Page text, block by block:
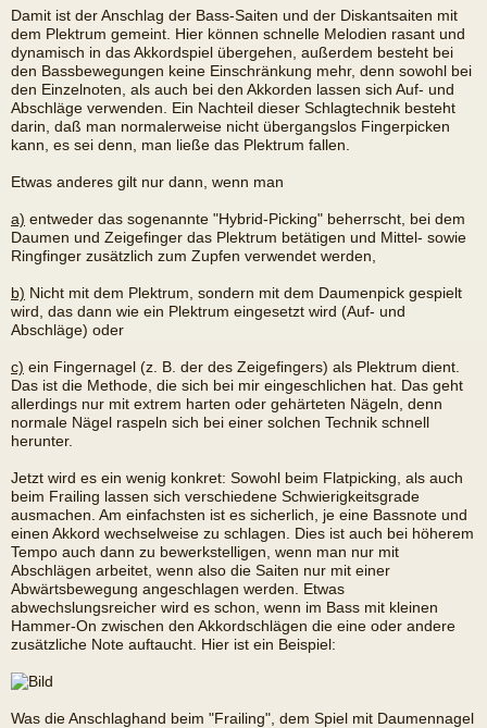
Damit ist der Anschlag der Bass-Saiten und der Diskantsaiten mit
dem Plektrum gemeint. Hier können schnelle Melodien rasant und
dynamisch in das Akkordspiel übergehen, außerdem besteht bei
den Bassbewegungen keine Einschränkung mehr, denn sowohl bei
den Einzelnoten, als auch bei den Akkorden lassen sich Auf- und
Abschläge verwenden. Ein Nachteil dieser Schlagtechnik besteht
darin, daß man normalerweise nicht übergangslos Fingerpicken
kann, es sei denn, man ließe das Plektrum fallen.
Etwas anderes gilt nur dann, wenn man
a) entweder das sogenannte "Hybrid-Picking" beherrscht, bei dem
Daumen und Zeigefinger das Plektrum betätigen und Mittel- sowie
Ringfinger zusätzlich zum Zupfen verwendet werden,
b) Nicht mit dem Plektrum, sondern mit dem Daumenpick gespielt
wird, das dann wie ein Plektrum eingesetzt wird (Auf- und
Abschläge) oder
c) ein Fingernagel (z. B. der des Zeigefingers) als Plektrum dient.
Das ist die Methode, die sich bei mir eingeschlichen hat. Das geht
allerdings nur mit extrem harten oder gehärteten Nägeln, denn
normale Nägel raspeln sich bei einer solchen Technik schnell
herunter.
Jetzt wird es ein wenig konkret: Sowohl beim Flatpicking, als auch
beim Frailing lassen sich verschiedene Schwierigkeitsgrade
ausmachen. Am einfachsten ist es sicherlich, je eine Bassnote und
einen Akkord wechselweise zu schlagen. Dies ist auch bei höherem
Tempo auch dann zu bewerkstelligen, wenn man nur mit
Abschlägen arbeitet, wenn also die Saiten nur mit einer
Abwärtsbewegung angeschlagen werden. Etwas
abwechslungsreicher wird es schon, wenn im Bass mit kleinen
Hammer-On zwischen den Akkordschlägen die eine oder andere
zusätzliche Note auftaucht. Hier ist ein Beispiel:
Was die Anschlaghand beim "Frailing", dem Spiel mit Daumennagel